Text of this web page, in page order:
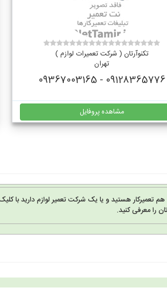
تکنوآرتان ( شرکت تعمیرات لوازم )
تهران
09128365776 - 09367003165
مشاهده پروفایل
هم تعمیرکار هستید و یا یک شرکت تعمیر لوازم دارید با
را معرفی کنید.